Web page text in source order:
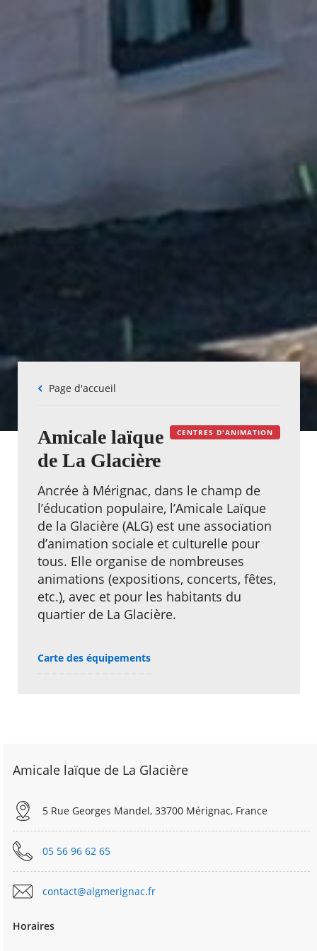
Fil
Page d'accueil
CENTRES D'ANIMATION
Amicale laïque
de La Glacière
Ancrée à Mérignac, dans le champ de
l’éducation populaire, l’Amicale Laïque
de la Glacière (ALG) est une association
d’animation sociale et culturelle pour
tous. Elle organise de nombreuses
animations (expositions, concerts, fêtes,
etc.), avec et pour les habitants du
quartier de La Glacière.
Carte des équipements
Amicale laïque de La Glacière
5 Rue Georges Mandel, 33700 Mérignac, France
05 56 96 62 65
contact@algmerignac.fr
Horaires